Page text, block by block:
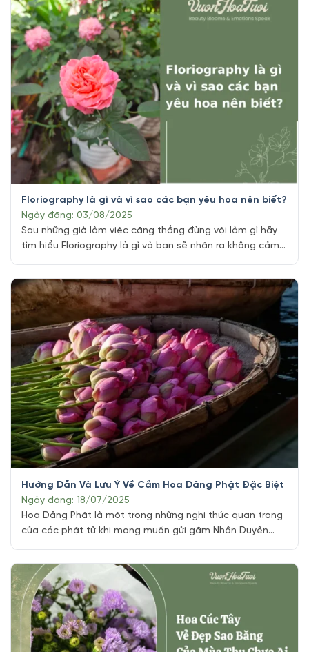
như một phép màu, [...]
Floriography là gì và vì sao các bạn yêu hoa nên biết?
Ngày đăng: 03/08/2025
Sau những giờ làm việc căng thẳng đừng vội làm gì hãy
tìm hiểu Floriography là gì và bạn sẽ nhận ra không cảm
nhà hay văn phòng. Sắc màu của hoa khiến không gian
trở nên tươi mới và tâm hồn dịu lại. [...]
Hướng Dẫn Và Lưu Ý Về Cắm Hoa Dâng Phật Đặc Biệt
Ngày đăng: 18/07/2025
Hoa Dâng Phật là một trong những nghi thức quan trọng
của các phật tử khi mong muốn gửi gắm Nhân Duyên
có cực kỳ chứa ý nghĩa lớn trong việc thể hiện lòng thành
kính và tôn kính với Đức Phật, chư vị Bồ [...]